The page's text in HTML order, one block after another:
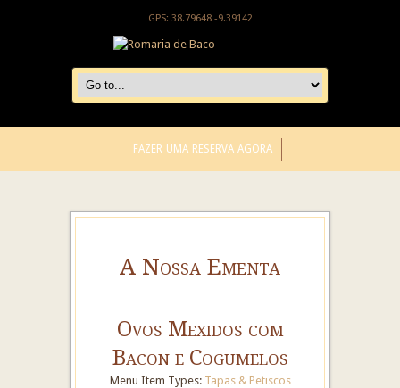
GPS: 38.79648 -9.39142
FAZER UMA RESERVA AGORA
A Nossa Ementa
Ovos Mexidos com
Bacon e Cogumelos
Menu Item Types: Tapas & Petiscos